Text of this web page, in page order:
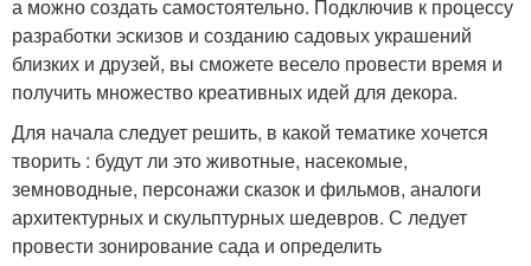
а можно создать самостоятельно. Подключив к процессу
разработки эскизов и созданию садовых украшений
близких и друзей, вы сможете весело провести время и
получить множество креативных идей для декора.
Для начала следует решить, в какой тематике хочется
творить : будут ли это животные, насекомые,
земноводные, персонажи сказок и фильмов, аналоги
архитектурных и скульптурных шедевров. С ледует
провести зонирование сада и определить